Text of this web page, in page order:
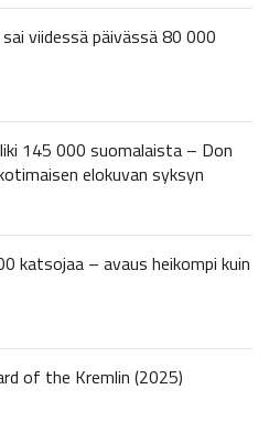
viidessä päivässä 80 000
145 000 suomalaista – Don
elokuvan syksyn
katsojaa – avaus heikompi kuin
of the Kremlin (2025)